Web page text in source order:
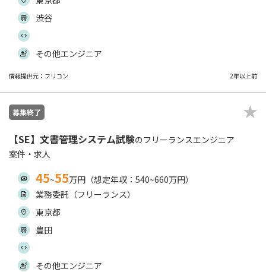
渋谷
その他エンジニア
情報提供元：フリコン 2年以上前
募集終了
【SE】文書管理システム試験のフリーランスエンジニア
案件・求人
45~55万円（想定年収：540~660万円）
業務委託（フリーランス）
東京都
豊田
その他エンジニア